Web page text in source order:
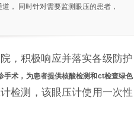
， 同时针对需要监测眼压的患者，
，积极响应并落实各级防护
手术，为患者提供核酸检测和ct检查绿色
检测，该眼压计使用一次性